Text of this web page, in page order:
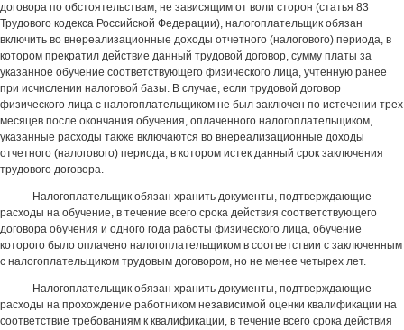
договора по обстоятельствам, не зависящим от воли сторон (статья 83
Трудового кодекса Российской Федерации), налогоплательщик обязан
включить во внереализационные доходы отчетного (налогового) периода, в
котором прекратил действие данный трудовой договор, сумму платы за
указанное обучение соответствующего физического лица, учтенную ранее
при исчислении налоговой базы. В случае, если трудовой договор
физического лица с налогоплательщиком не был заключен по истечении трех
месяцев после окончания обучения, оплаченного налогоплательщиком,
указанные расходы также включаются во внереализационные доходы
отчетного (налогового) периода, в котором истек данный срок заключения
трудового договора.
Налогоплательщик обязан хранить документы, подтверждающие
расходы на обучение, в течение всего срока действия соответствующего
договора обучения и одного года работы физического лица, обучение
которого было оплачено налогоплательщиком в соответствии с заключенным
с налогоплательщиком трудовым договором, но не менее четырех лет.
Налогоплательщик обязан хранить документы, подтверждающие
расходы на прохождение работником независимой оценки квалификации на
соответствие требованиям к квалификации, в течение всего срока действия